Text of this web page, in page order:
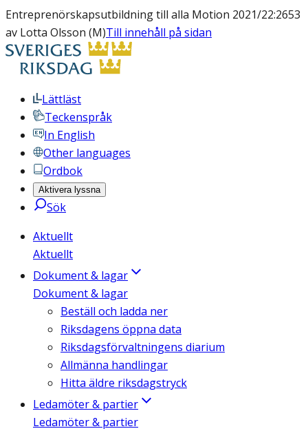
Entreprenörskapsutbildning till alla Motion 2021/22:2653
av Lotta Olsson (M)Till innehåll på sidan
Lättläst
Teckenspråk
In English
Other languages
Ordbok
Aktivera lyssna
Sök
Aktuellt
Aktuellt
Dokument & lagar
Dokument & lagar
Beställ och ladda ner
Riksdagens öppna data
Riksdagsförvaltningens diarium
Allmänna handlingar
Hitta äldre riksdagstryck
Ledamöter & partier
Ledamöter & partier